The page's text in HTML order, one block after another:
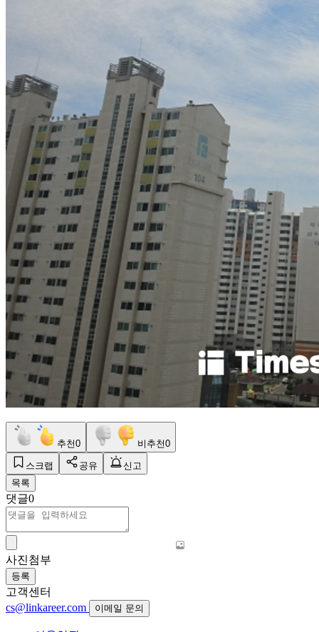
추천0 비추천0
스크랩 공유
신고
목록
댓글0
사진첨부
등록
고객센터
cs@linkareer.com
이메일 문의